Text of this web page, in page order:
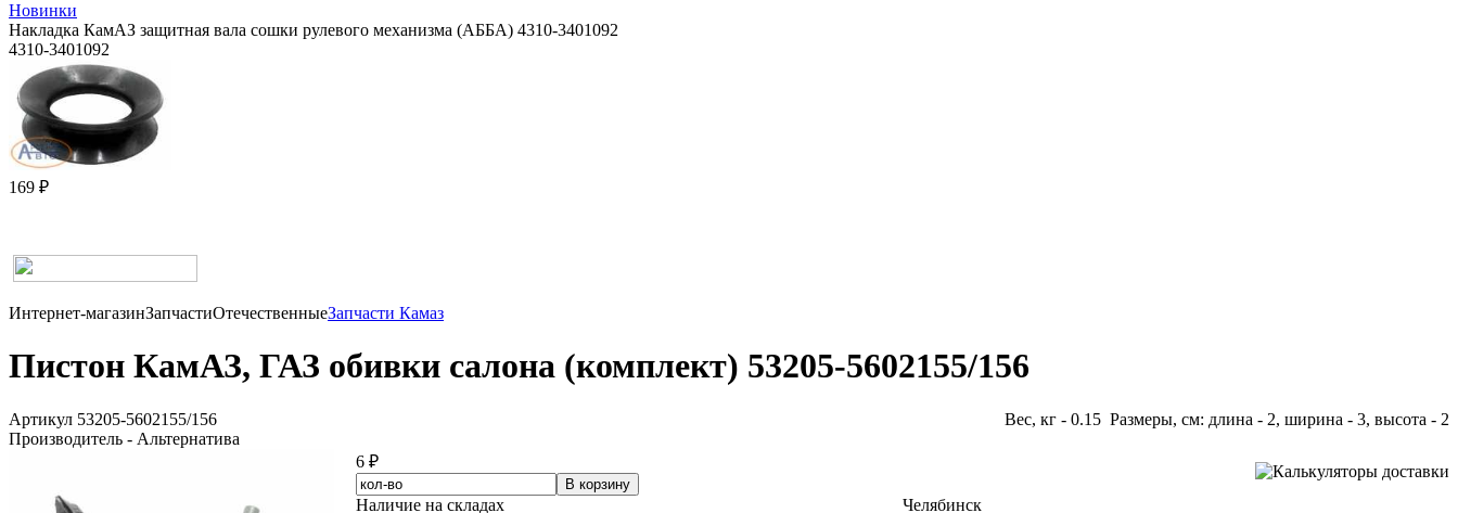
Новинки
Накладка КамАЗ защитная вала сошки рулевого механизма (АББА) 4310-3401092
4310-3401092
169 ₽
Интернет-магазинЗапчастиОтечественныеЗапчасти Камаз
Пистон КамАЗ, ГАЗ обивки салона (комплект) 53205-5602155/156
Артикул 53205-5602155/156
Производитель - Альтернатива
Вес, кг - 0.15 Размеры, см: длина - 2, ширина - 3, высота - 2
6 ₽
Наличие на складах
Челябинск